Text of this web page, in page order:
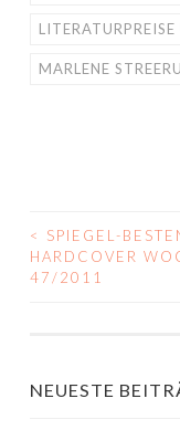
MARLENE
<
SPIEGEL-
HARDCOVER
47/2011
NEUESTE